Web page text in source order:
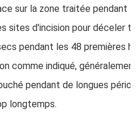
sur la zone traitée pendant
sites d'incision pour déceler
pendant les 48 premières
comme indiqué,
pendant de longues
longtemps.